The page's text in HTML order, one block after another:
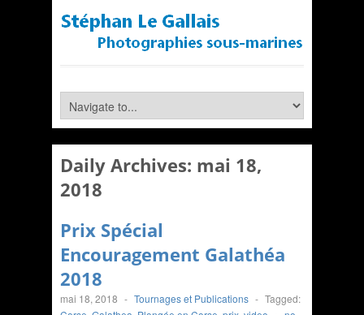
Daily Archives: mai 18,
2018
Prix Spécial
Encouragement Galathéa
2018
mai 18, 2018 - Tournages et Publications - Tagged: